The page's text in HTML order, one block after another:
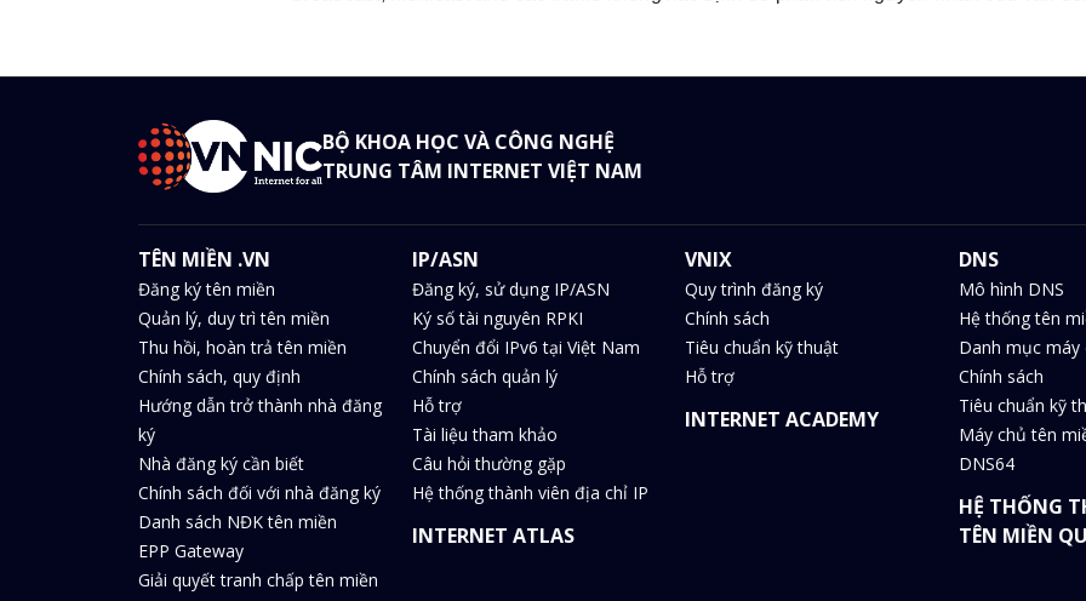
BỘ KHOA HỌC VÀ CÔNG NGHỆ
TRUNG TÂM INTERNET VIỆT NAM
TÊN MIỀN .VN
Đăng ký tên miền
Quản lý, duy trì tên miền
Thu hồi, hoàn trả tên miền
Chính sách, quy định
Hướng dẫn trở thành nhà đăng
ký
Nhà đăng ký cần biết
Chính sách đối với nhà đăng ký
Danh sách NĐK tên miền
EPP Gateway
Giải quyết tranh chấp tên miền
IP/ASN
Đăng ký, sử dụng IP/ASN
Ký số tài nguyên RPKI
Chuyển đổi IPv6 tại Việt Nam
Chính sách quản lý
Hỗ trợ
Tài liệu tham khảo
Câu hỏi thường gặp
Hệ thống thành viên địa chỉ IP
INTERNET ATLAS
VNIX
Quy trình đăng ký
Chính sách
Tiêu chuẩn kỹ thuật
Hỗ trợ
INTERNET ACADEMY
DNS
Mô hình DNS
Hệ thống tên
Danh mục máy
Chính sách
Tiêu chuẩn kỹ
Máy chủ tên
DNS64
HỆ THỐNG
TÊN MIỀN